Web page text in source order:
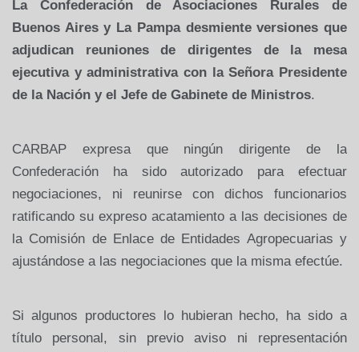
La Confederaciónde Asociaciones Rurales de
Buenos Aires y La Pampa desmiente versiones que
adjudican reuniones de dirigentes de la mesa
ejecutiva y administrativa con la Señora Presidente
de la Nación y el Jefe de Gabinete de Ministros.
CARBAP expresa que ningún dirigente de la
Confederación ha sido autorizado para efectuar
negociaciones, ni reunirse con dichos funcionarios
ratificando su expreso acatamiento a las decisiones de
la Comisión de Enlace de Entidades Agropecuarias y
ajustándose a las negociaciones que la misma efectúe.
Si algunos productores lo hubieran hecho, ha sido a
título personal, sin previo aviso ni representación